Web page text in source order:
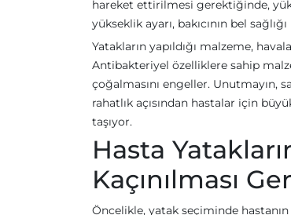
hareket ettirilmesi gerektiğinde,
yükseklik ayarı, bakıcının bel
Yatakların yapıldığı malzeme,
Antibakteriyel özelliklere sahip
çoğalmasını engeller. Unutmayın,
rahatlık açısından hastalar için
taşıyor.
Hasta
Kaçınılması
Öncelikle, yatak seçiminde